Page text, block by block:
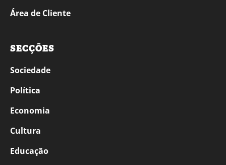
Área de Cliente
SECÇÕES
Sociedade
Política
Economia
Cultura
Educação